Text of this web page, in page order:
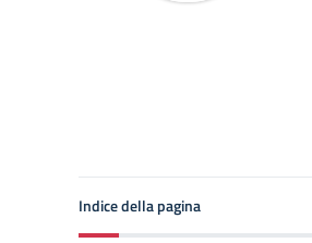
Indice della pagina